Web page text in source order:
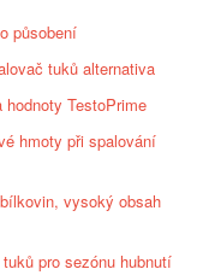
působení
tuků alternativa
TestoPrime
hmoty při spalování
vysoký obsah
pro sezónu hubnutí